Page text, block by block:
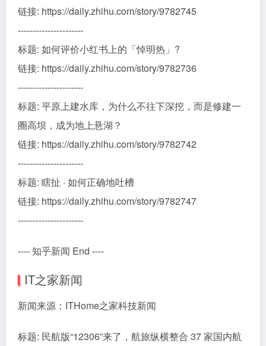
链接: https://daily.zhihu.com/story/9782745
----------------------
标题: 如何评价小红书上的「悼明热」?
链接: https://daily.zhihu.com/story/9782736
----------------------
标题: 平原上建水库，为什么不往下深挖，而是修建一
圈高坝，成为地上悬湖？
链接: https://daily.zhihu.com/story/9782742
----------------------
标题: 瞎扯 · 如何正确地吐槽
链接: https://daily.zhihu.com/story/9782747
----------------------
---- 知乎新闻 End ----
IT之家新闻
新闻来源：ITHome之家科技新闻
标题: 民航版“12306”来了，航旅纵横整合 37 家国内航